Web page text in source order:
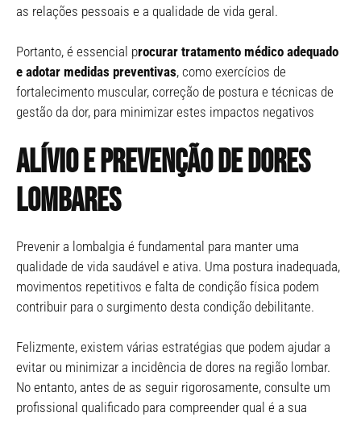
as relações pessoais e a qualidade de vida geral.
Portanto, é essencial procurar tratamento médico adequado
e adotar medidas preventivas, como exercícios de
fortalecimento muscular, correção de postura e técnicas de
gestão da dor, para minimizar estes impactos negativos
Alívio e prevenção de dores
lombares
Prevenir a lombalgia é fundamental para manter uma
qualidade de vida saudável e ativa. Uma postura inadequada,
movimentos repetitivos e falta de condição física podem
contribuir para o surgimento desta condição debilitante.
Felizmente, existem várias estratégias que podem ajudar a
evitar ou minimizar a incidência de dores na região lombar.
No entanto, antes de as seguir rigorosamente, consulte um
profissional qualificado para compreender qual é a sua